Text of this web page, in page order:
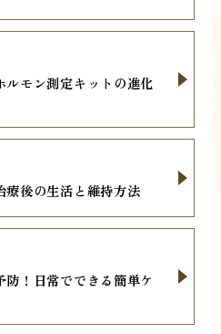
モン測定キットの進化
療後の生活と維持方法
！日常でできる簡単ケ